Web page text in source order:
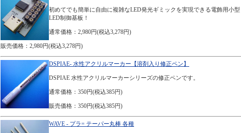
初めてでも簡単に自由に複雑なLED発光ギミックを実現できる電飾用小型
LED制御基板！
通常価格：2,980円(税込3,278円)
販売価格：2,980円(税込3,278円)
DSPIAE- 水性アクリルマーカー【溶剤入り修正ペン】
DSPIAE 水性アクリルマーカーシリーズの修正ペンです。
通常価格：350円(税込385円)
販売価格：350円(税込385円)
WAVE - プラ= テーパー丸棒 各種